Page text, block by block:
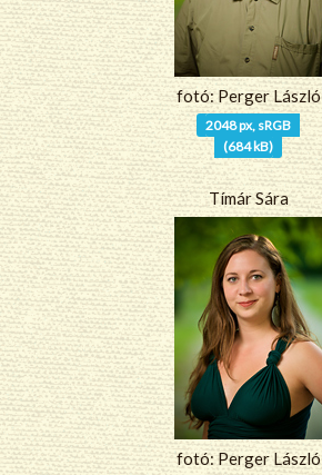
fotó: Perger László
2048 px, sRGB
(684 kB)
Tímár Sára
fotó: Perger László